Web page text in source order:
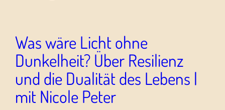
Was wäre Licht ohne
Dunkelheit? Über Resilienz
und die Dualität des Lebens |
mit Nicole Peter